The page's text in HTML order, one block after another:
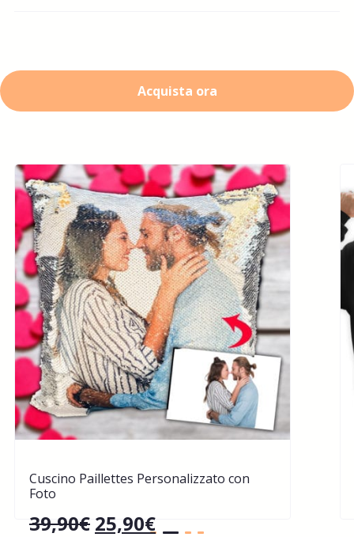
Acquista ora
Cuscino Paillettes Personalizzato con
Foto
39,90€ 25,90€